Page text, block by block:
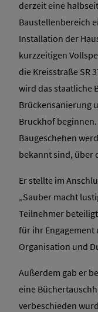
derzeit eine
Baustellenbereich
Installation der
kurzzeitigen
die Kreisstraße SR
wird das staatliche
Brückensanierung
Bruckhof
Baugeschehen
bekannt sind, über
Er stellte im
„Sauber macht
Teilnehmer
für ihr Engagement
Organisation und
Außerdem gab er
eine
verbeschieden